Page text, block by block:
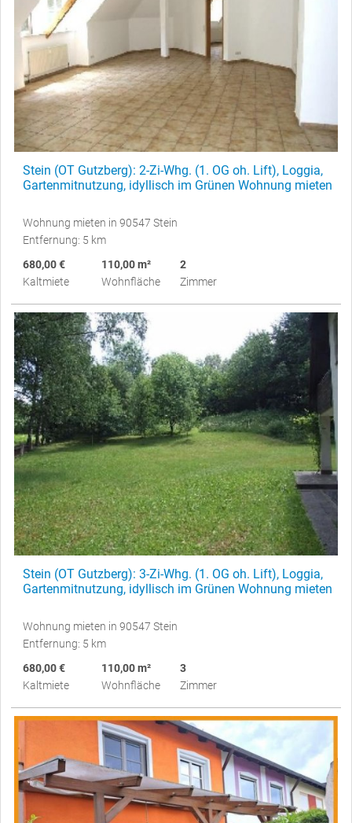
Stein (OT Gutzberg): 2-Zi-Whg. (1. OG oh. Lift), Loggia,
Gartenmitnutzung, idyllisch im Grünen Wohnung mieten
Wohnung mieten in 90547 Stein
Entfernung: 5 km
680,00 €
Kaltmiete
110,00 m²
Wohnfläche
2
Zimmer
Stein (OT Gutzberg): 3-Zi-Whg. (1. OG oh. Lift), Loggia,
Gartenmitnutzung, idyllisch im Grünen Wohnung mieten
Wohnung mieten in 90547 Stein
Entfernung: 5 km
680,00 €
Kaltmiete
110,00 m²
Wohnfläche
3
Zimmer